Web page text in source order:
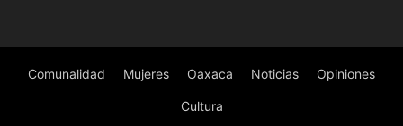
Comunalidad Mujeres Oaxaca Noticias Opiniones
Cultura